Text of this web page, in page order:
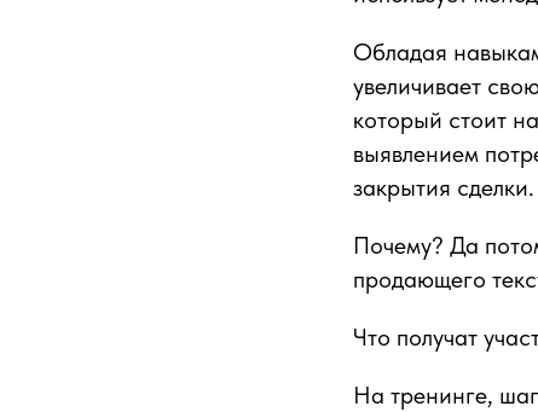
Обладая
увеличивает
который стоит
выявлением
закрытия сделки.
Почему? Да
продающего
Что получат
На тренинге,